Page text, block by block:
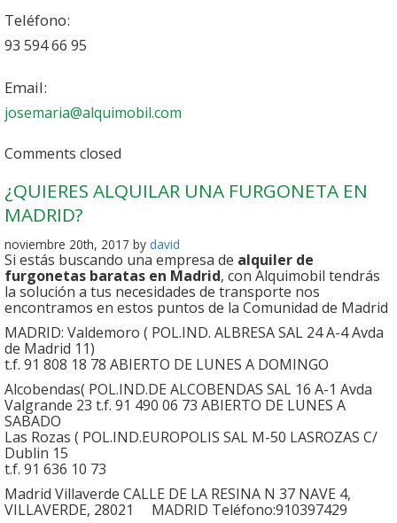
Teléfono:
93 594 66 95
Email:
josemaria@alquimobil.com
Comments closed
¿QUIERES ALQUILAR UNA FURGONETA EN
MADRID?
noviembre 20th, 2017 by david
Si estás buscando una empresa de alquiler de
furgonetas baratas en Madrid, con Alquimobil tendrás
la solución a tus necesidades de transporte nos
encontramos en estos puntos de la Comunidad de Madrid
MADRID: Valdemoro ( POL.IND. ALBRESA SAL 24 A-4 Avda
de Madrid 11)
t.f. 91 808 18 78 ABIERTO DE LUNES A DOMINGO
Alcobendas( POL.IND.DE ALCOBENDAS SAL 16 A-1 Avda
Valgrande 23 t.f. 91 490 06 73 ABIERTO DE LUNES A
SABADO
Las Rozas ( POL.IND.EUROPOLIS SAL M-50 LASROZAS C/
Dublin 15
t.f. 91 636 10 73
Madrid Villaverde CALLE DE LA RESINA N 37 NAVE 4,
VILLAVERDE, 28021 MADRID Teléfono:910397429